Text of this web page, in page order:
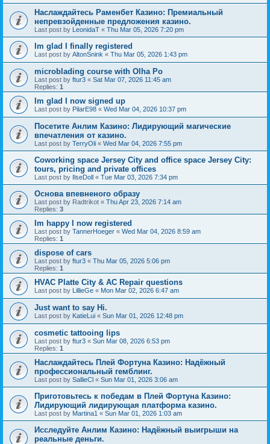
Наслаждайтесь Раменбет Казино: Премиальный
непревзойденные предложения казино.
Last post by LeonidaT « Thu Mar 05, 2026 7:20 pm
Im glad I finally registered
Last post by AltonSnink « Thu Mar 05, 2026 1:43 pm
microblading course with Olha Po
Last post by ftur3 « Sat Mar 07, 2026 11:45 am
Replies: 1
Im glad I now signed up
Last post by PilarE98 « Wed Mar 04, 2026 10:37 pm
Посетите Анлим Казино: Лидирующий магические
впечатления от казино.
Last post by TerryOli « Wed Mar 04, 2026 7:55 pm
Coworking space Jersey City and office space Jersey City:
tours, pricing and private offices
Last post by IlseDoll « Tue Mar 03, 2026 7:34 pm
Основа впевненого образу
Last post by Radtrikot « Thu Apr 23, 2026 7:14 am
Replies: 3
Im happy I now registered
Last post by TannerHoeger « Wed Mar 04, 2026 8:59 am
Replies: 1
dispose of cars
Last post by ftur3 « Thu Mar 05, 2026 5:06 pm
Replies: 1
HVAC Platte City & AC Repair questions
Last post by LillieGe « Mon Mar 02, 2026 6:47 am
Just want to say Hi.
Last post by KatieLui « Sun Mar 01, 2026 12:48 pm
cosmetic tattooing lips
Last post by ftur3 « Sun Mar 08, 2026 6:53 pm
Replies: 1
Наслаждайтесь Плей Фортуна Казино: Надёжный
профессиональный гемблинг.
Last post by SallieCl « Sun Mar 01, 2026 3:06 am
Приготовьтесь к победам в Плей Фортуна Казино:
Лидирующий лидирующая платформа казино.
Last post by Martina1 « Sun Mar 01, 2026 1:03 am
Исследуйте Анлим Казино: Надёжный выигрыши на
реальные деньги.